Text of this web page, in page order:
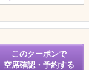
このクーポンで
空席確認・予約する